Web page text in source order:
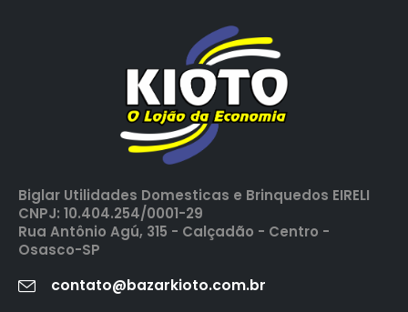
Biglar Utilidades Domesticas e Brinquedos EIRELI
CNPJ: 10.404.254/0001-29
Rua Antônio Agú, 315 - Calçadão - Centro -
Osasco-SP
contato@bazarkioto.com.br